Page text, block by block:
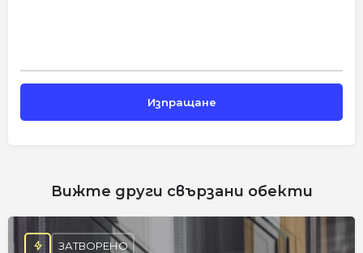
Вижте други свързани обекти
ЗАТВОРЕНО